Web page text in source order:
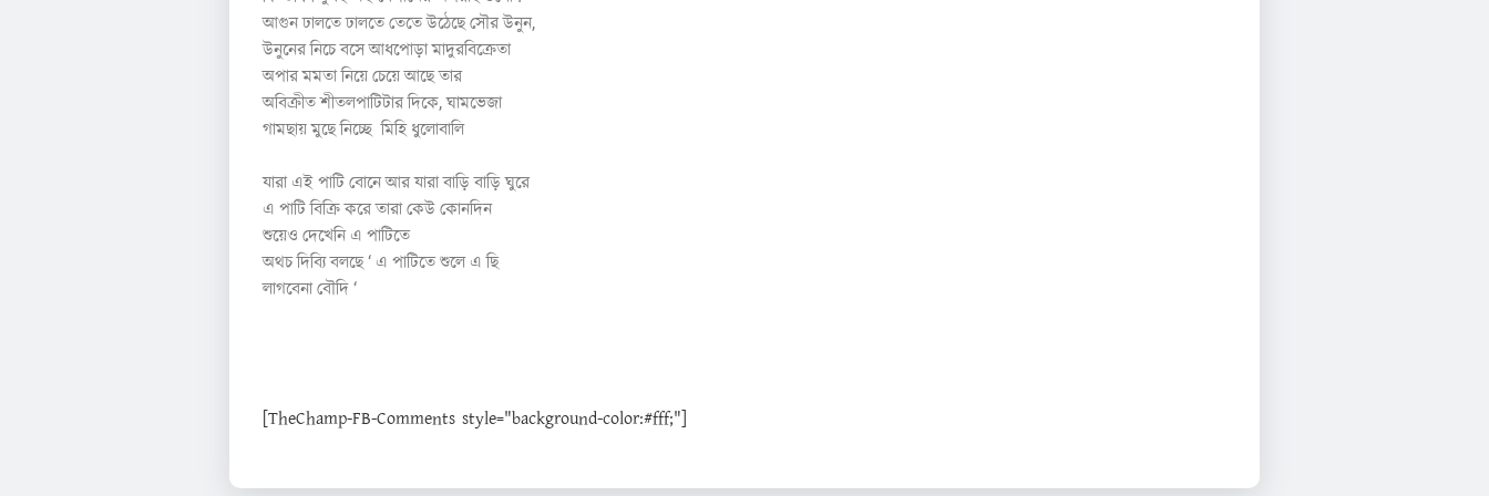
আগুন ঢালতে ঢালতে তেতে উঠেছে সৌর উনুন,
উনুনের নিচে বসে আধপোড়া মাদুরবিক্রেতা
অপার মমতা নিয়ে চেয়ে আছে তার
অবিক্রীত শীতলপাটিটার দিকে, ঘামভেজা
গামছায় মুছে নিচ্ছে মিহি ধুলোবালি
যারা এই পাটি বোনে আর যারা বাড়ি বাড়ি ঘুরে
এ পাটি বিক্রি করে তারা কেউ কোনদিন
শুয়েও দেখেনি এ পাটিতে
অথচ দিব্যি বলছে ‘ এ পাটিতে শুলে এ ছি
লাগবেনা বৌদি ‘
[TheChamp-FB-Comments style="background-color:#fff;"]